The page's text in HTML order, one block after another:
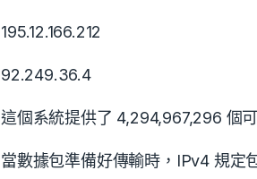
195.12.166.212
92.249.36.4
這個系統提供了 4,294,967,296 個
當數據包準備好傳輸時，IPv4 規定